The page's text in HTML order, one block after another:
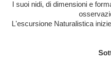
I suoi nidi, di dimensioni e
L'escursione Naturalistica